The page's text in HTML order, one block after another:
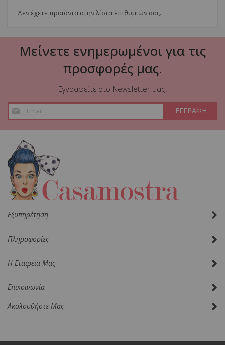
Δεν έχετε προϊόντα στην λίστα επιθυμιών σας.
Μείνετε ενημερωμένοι για τις
προσφορές μας.
Εγγραφείτε στο Newsletter μας!
Εγγραφή
Ενημερωτικό
Δελτίο:
ΕΓΓΡΑΦΗ
Εξυπηρέτηση
Πληροφορίες
Η Εταιρεία Μας
Επικοινωνία
Ακολουθήστε Μας